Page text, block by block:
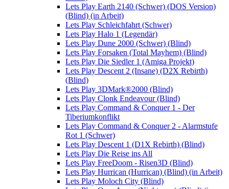
Lets Play Earth 2140 (Schwer) (DOS Version)
(Blind) (in Arbeit)
Lets Play Schleichfahrt (Schwer)
Lets Play Halo 1 (Legendär)
Lets Play Dune 2000 (Schwer) (Blind)
Lets Play Forsaken (Total Mayhem) (Blind)
Lets Play Die Siedler 1 (Amiga Projekt)
Lets Play Descent 2 (Insane) (D2X Rebirth)
(Blind)
Lets Play 3DMark®2000 (Blind)
Lets Play Clonk Endeavour (Blind)
Lets Play Command & Conquer 1 - Der
Tiberiumkonflikt
Lets Play Command & Conquer 2 - Alarmstufe
Rot 1 (Schwer)
Lets Play Descent 1 (D1X Rebirth) (Blind)
Lets Play Die Reise ins All
Lets Play FreeDoom - Risen3D (Blind)
Lets Play Hurrican (Hurrican) (Blind) (in Arbeit)
Lets Play Moloch City (Blind)